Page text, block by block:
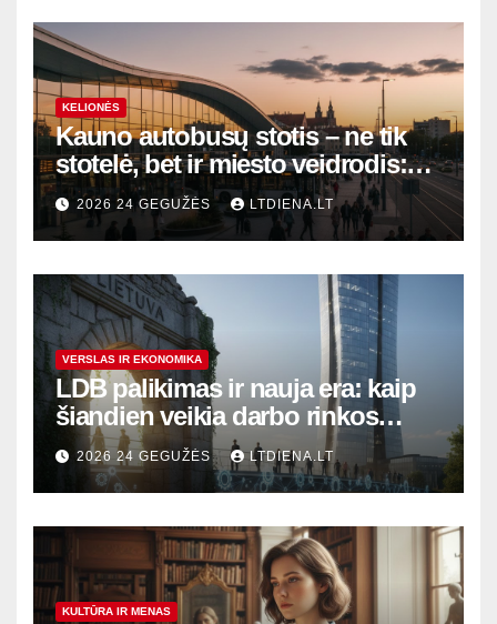
KELIONĖS
Kauno autobusų stotis – ne tik
stotelė, bet ir miesto veidrodis:
modernūs vartai į laikinąją
sostinę
2026 24 GEGUŽĖS LTDIENA.LT
VERSLAS IR EKONOMIKA
LDB palikimas ir nauja era: kaip
šiandien veikia darbo rinkos
variklis Lietuvoje?
2026 24 GEGUŽĖS LTDIENA.LT
KULTŪRA IR MENAS